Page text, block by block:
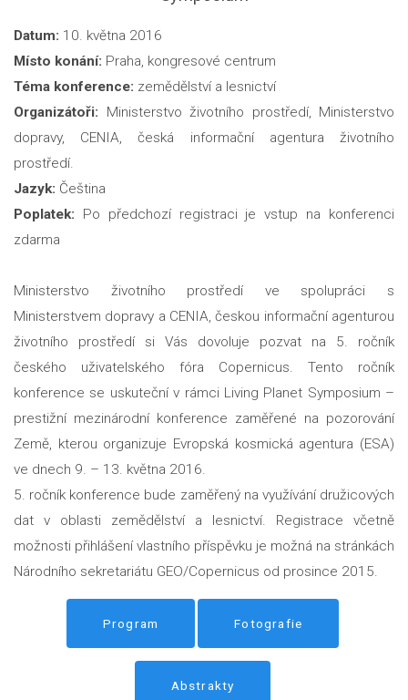
Datum: 10. května 2016
Místo konání: Praha, kongresové centrum
Téma konference: zemědělství a lesnictví
Organizátoři:
Ministerstvo životního prostředí, Ministerstvo
dopravy, CENIA, česká informační agentura životního
prostředí.
Jazyk: Čeština
Poplatek: Po předchozí registraci je vstup na konferenci
zdarma
Ministerstvo životního prostředí ve spolupráci s
Ministerstvem dopravy a CENIA, českou informační agenturou
životního prostředí si Vás dovoluje pozvat na 5. ročník
českého uživatelského fóra Copernicus. Tento ročník
konference se uskuteční v rámci Living Planet Symposium –
prestižní mezinárodní konference zaměřené na pozorování
Země, kterou organizuje Evropská kosmická agentura (ESA)
ve dnech 9. – 13. května 2016.
5. ročník konference bude zaměřený na využívání družicových
dat v oblasti zemědělství a lesnictví. Registrace včetně
možnosti přihlášení vlastního příspěvku je možná na stránkách
Národního sekretariátu GEO/Copernicus od prosince 2015.
Program Fotografie
Abstrakty